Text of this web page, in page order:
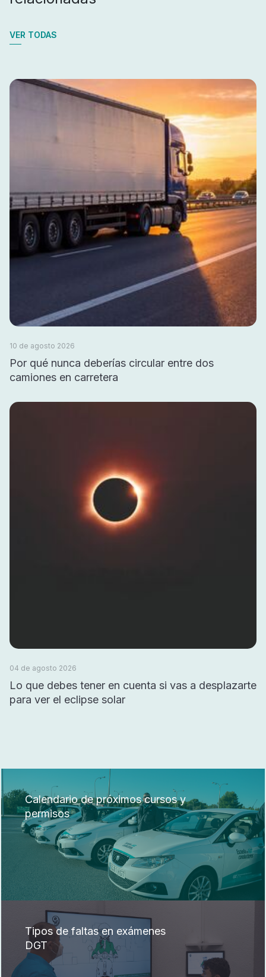
VER TODAS
10 de agosto 2026
Por qué nunca deberías circular entre dos
camiones en carretera
04 de agosto 2026
Lo que debes tener en cuenta si vas a desplazarte
para ver el eclipse solar
Calendario de próximos cursos y
permisos
Tipos de faltas en exámenes
DGT